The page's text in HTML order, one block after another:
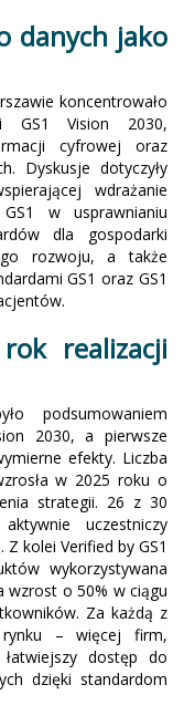
danych jako
koncentrowało
GS1 Vision 2030,
cyfrowej oraz
Dyskusje dotyczyły
wdrażanie
w usprawnianiu
dla gospodarki
rozwoju, a także
GS1 oraz GS1
realizacji
podsumowaniem
2030, a pierwsze
efekty. Liczba
w 2025 roku o
strategii. 26 z 30
uczestniczy
kolei Verified by GS1
wykorzystywana
wzrost o 50% w ciągu
Za każdą z
– więcej firm,
dostęp do
dzięki standardom